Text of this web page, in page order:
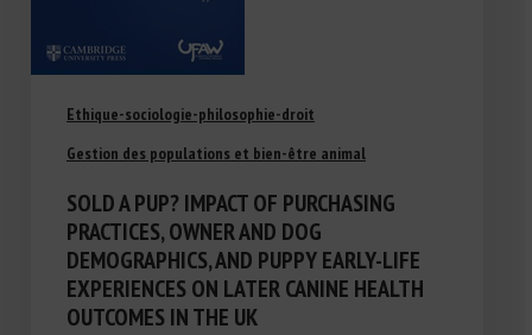
Ethique-sociologie-philosophie-droit
Gestion des populations et bien-être animal
SOLD A PUP? IMPACT OF PURCHASING
PRACTICES, OWNER AND DOG
DEMOGRAPHICS, AND PUPPY EARLY-LIFE
EXPERIENCES ON LATER CANINE HEALTH
OUTCOMES IN THE UK